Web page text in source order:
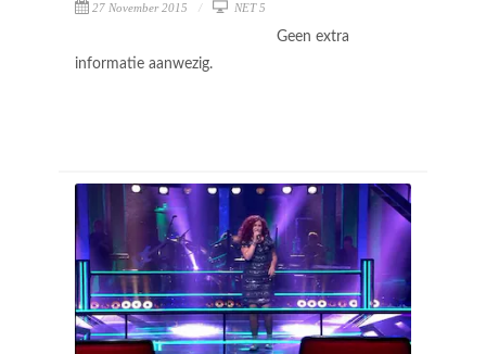
27 November 2015 NET 5
Geen extra
informatie aanwezig.